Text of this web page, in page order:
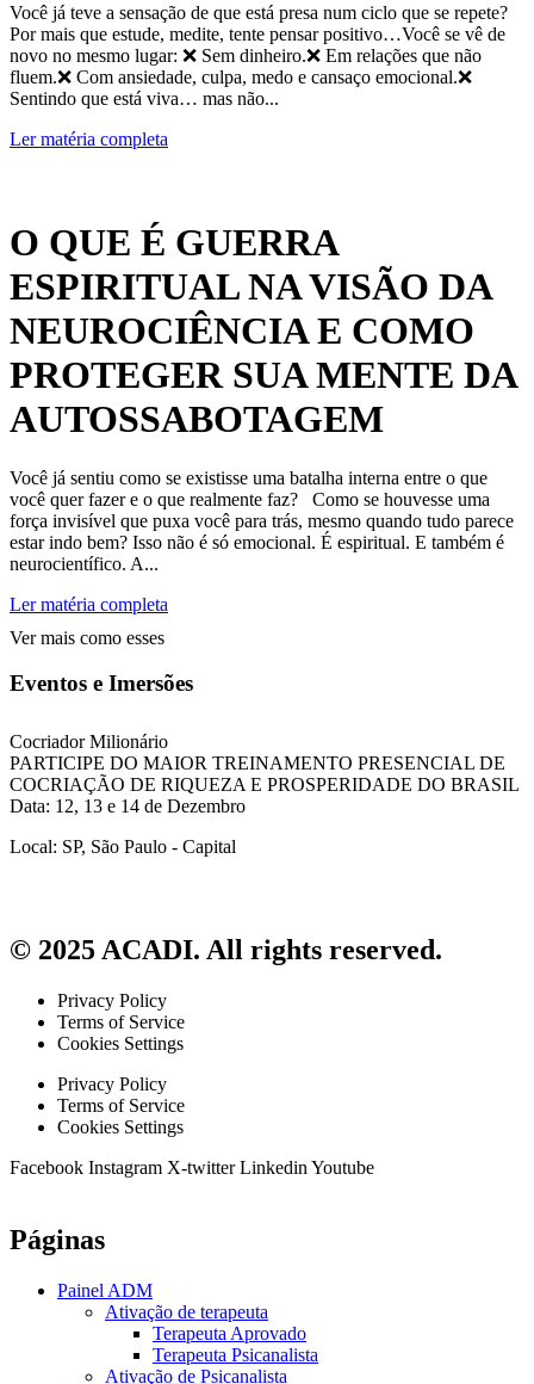
Você já teve a sensação de que está presa num ciclo que se repete?
Por mais que estude, medite, tente pensar positivo…Você se vê de
novo no mesmo lugar: ❌ Sem dinheiro.❌ Em relações que não
fluem.❌ Com ansiedade, culpa, medo e cansaço emocional.❌
Sentindo que está viva… mas não...
Ler matéria completa
O QUE É GUERRA
ESPIRITUAL NA VISÃO DA
NEUROCIÊNCIA E COMO
PROTEGER SUA MENTE DA
AUTOSSABOTAGEM
Você já sentiu como se existisse uma batalha interna entre o que
você quer fazer e o que realmente faz? Como se houvesse uma
força invisível que puxa você para trás, mesmo quando tudo parece
estar indo bem? Isso não é só emocional. É espiritual. E também é
neurocientífico. A...
Ler matéria completa
Ver mais como esses
Eventos e Imersões
Cocriador Milionário
PARTICIPE DO MAIOR TREINAMENTO PRESENCIAL DE
COCRIAÇÃO DE RIQUEZA E PROSPERIDADE DO BRASIL
Data: 12, 13 e 14 de Dezembro
Local: SP, São Paulo - Capital
© 2025 ACADI. All rights reserved.
Privacy Policy
Terms of Service
Cookies Settings
Privacy Policy
Terms of Service
Cookies Settings
Facebook Instagram X-twitter Linkedin Youtube
Páginas
Painel ADM
Ativação de terapeuta
Terapeuta Aprovado
Terapeuta Psicanalista
Ativação de Psicanalista